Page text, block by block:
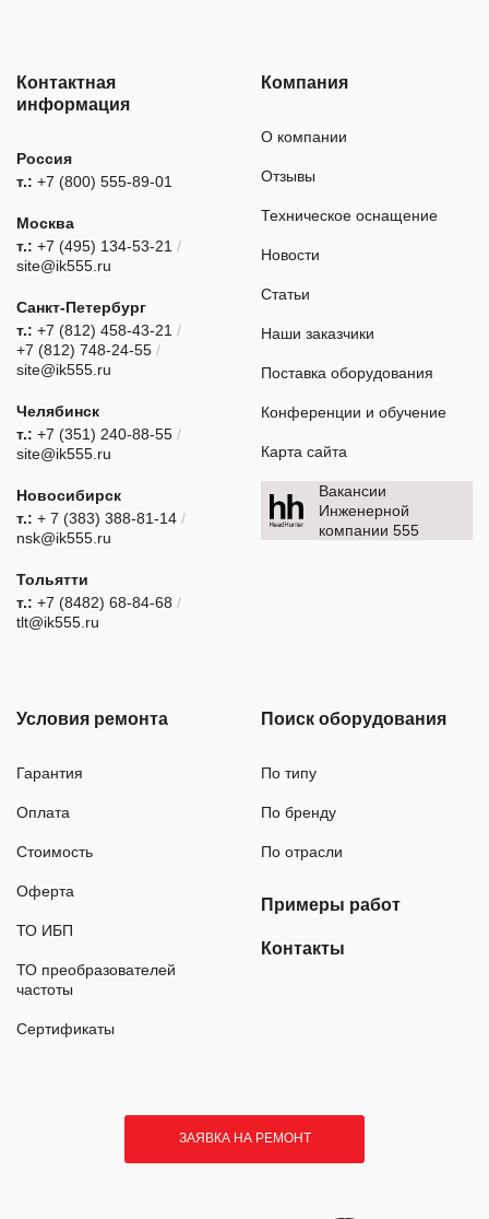
Контактная
информация
Россия
т.: +7 (800) 555-89-01
Москва
т.: +7 (495) 134-53-21 /
site@ik555.ru
Санкт-Петербург
т.: +7 (812) 458-43-21 /
+7 (812) 748-24-55 /
site@ik555.ru
Челябинск
т.: +7 (351) 240-88-55 /
site@ik555.ru
Новосибирск
т.: + 7 (383) 388-81-14 /
nsk@ik555.ru
Тольятти
т.: +7 (8482) 68-84-68 /
tlt@ik555.ru
Компания
О компании
Отзывы
Техническое оснащение
Новости
Статьи
Наши заказчики
Поставка оборудования
Конференции и обучение
Карта сайта
Вакансии
Инженерной
компании 555
Условия ремонта
Гарантия
Оплата
Стоимость
Оферта
ТО ИБП
ТО преобразователей
частоты
Сертификаты
Поиск оборудования
По типу
По бренду
По отрасли
Примеры работ
Контакты
ЗАЯВКА НА РЕМОНТ